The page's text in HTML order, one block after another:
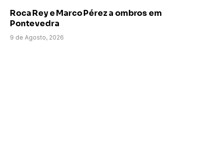
Roca Rey e Marco Pérez a ombros em
Pontevedra
9 de Agosto, 2026